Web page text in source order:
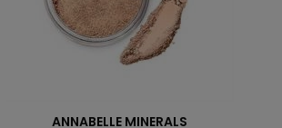
ANNABELLE MINERALS